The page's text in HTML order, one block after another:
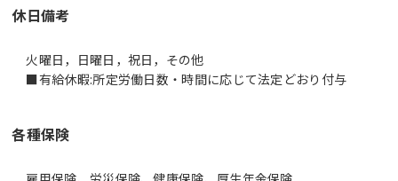
休日備考
火曜日，日曜日，祝日，その他
各種保険